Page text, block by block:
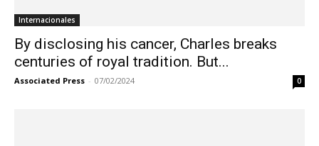
Internacionales
By disclosing his cancer, Charles breaks
centuries of royal tradition. But...
Associated Press - 07/02/2024 0